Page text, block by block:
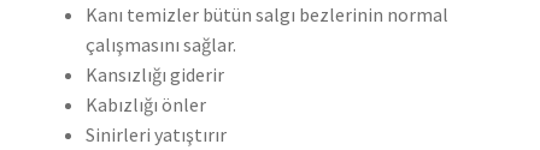
Kanı temizler bütün salgı bezlerinin normal
çalışmasını sağlar.
Kansızlığı giderir
Kabızlığı önler
Sinirleri yatıştırır